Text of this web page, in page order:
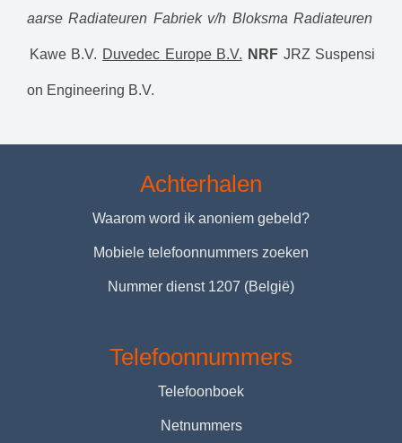
aarse Radiateuren Fabriek v/h Bloksma Radiateuren
Kawe B.V. Duvedec Europe B.V. NRF JRZ Suspensi
on Engineering B.V.
Achterhalen
Waarom word ik anoniem gebeld?
Mobiele telefoonnummers zoeken
Nummer dienst 1207 (België)
Telefoonnummers
Telefoonboek
Netnummers